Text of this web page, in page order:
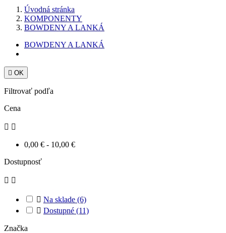
Úvodná stránka
KOMPONENTY
BOWDENY A LANKÁ
BOWDENY A LANKÁ
 OK
Filtrovať podľa
Cena
 
0,00 € - 10,00 €
Dostupnosť
 
 Na sklade (6)
 Dostupné (11)
Značka